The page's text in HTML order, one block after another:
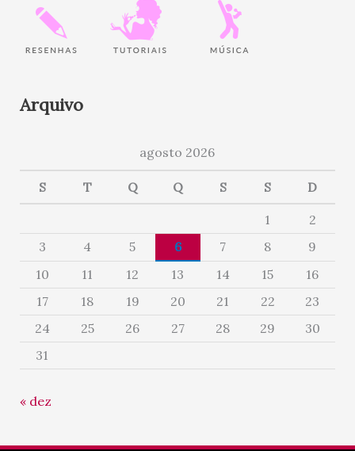
Arquivo
agosto 2026
S T Q Q S S D
1
2
3
4 5 6 7 8
9
10
11 12 13 14 15
16
17
18 19 20 21 22
23
24
25 26 27 28 29
30
31
« dez